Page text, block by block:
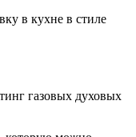
в кухне в стиле